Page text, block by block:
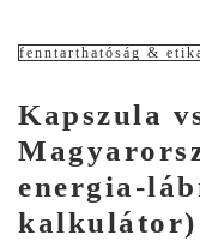
fenntarthatóság &
Kapszula
kalkulátor)